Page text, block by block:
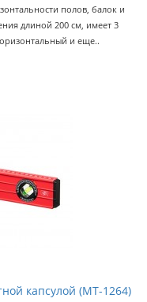
полов, балок и
длиной 200 см, имеет 3
и еще..
капсулой (MT-1264)